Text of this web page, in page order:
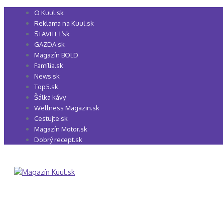
Preskočiť
O Kuul.sk
Reklama na Kuul.sk
STAVITEĽ.sk
GAZDA.sk
Magazín BOLD
Família.sk
News.sk
Top5.sk
Šálka kávy
Wellness Magazin.sk
Cestujte.sk
Magazín Motor.sk
Dobrý recept.sk